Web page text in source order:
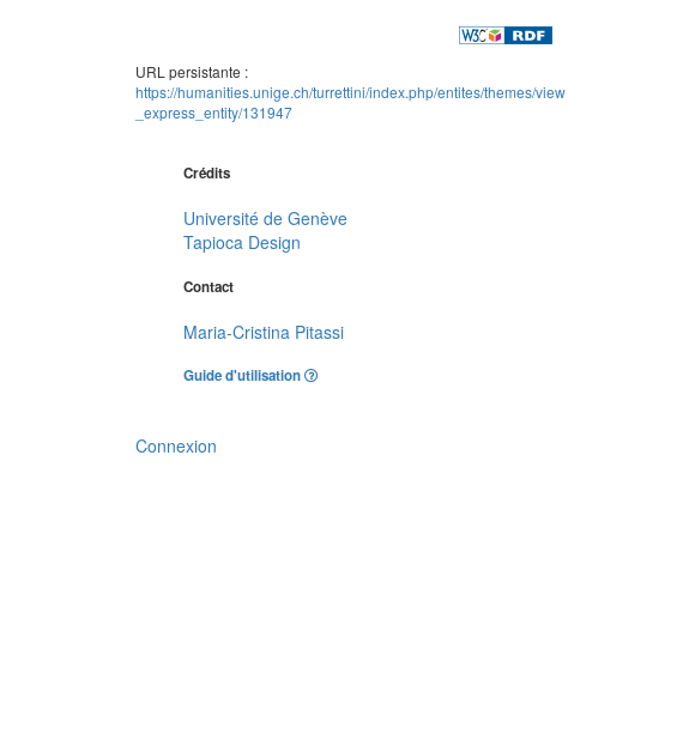
URL persistante :
https://humanities.unige.ch/turrettini/index.php/entites/themes/view
_express_entity/131947
Crédits
Université de Genève
Tapioca Design
Contact
Maria-Cristina Pitassi
Guide d'utilisation
Connexion